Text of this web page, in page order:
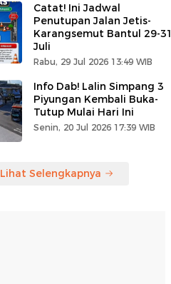
Catat! Ini Jadwal
Penutupan Jalan Jetis-
Karangsemut Bantul 29-31
Juli
Rabu, 29 Jul 2026 13:49 WIB
Info Dab! Lalin Simpang 3
Piyungan Kembali Buka-
Tutup Mulai Hari Ini
Senin, 20 Jul 2026 17:39 WIB
Lihat Selengkapnya